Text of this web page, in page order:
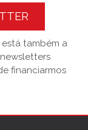
também a
financiarmos